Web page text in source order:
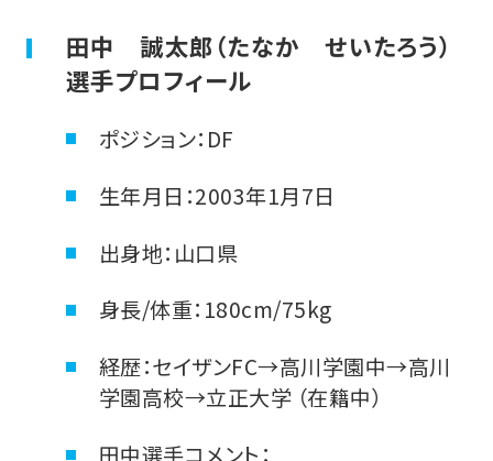
田中 誠太郎（たなか せいたろう）
選手プロフィール
ポジション：DF
生年月日：2003年1月7日
出身地：山口県
身長/体重：180cm/75kg
経歴：セイザンFC→高川学園中→高川
学園高校→立正大学 （在籍中）
田中選手コメント：